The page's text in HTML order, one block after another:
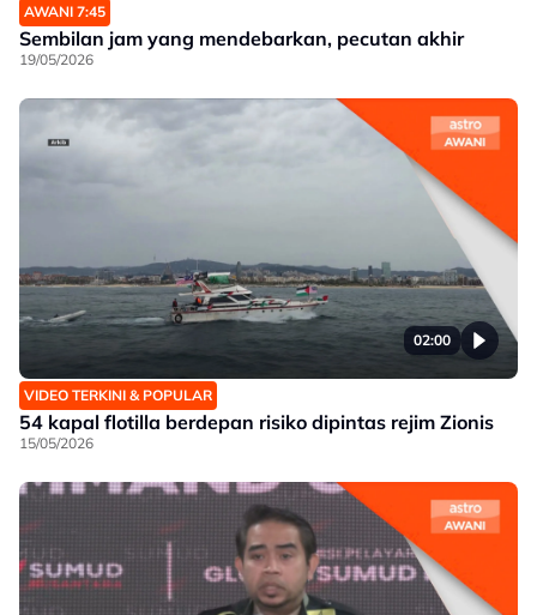
AWANI 7:45
Sembilan jam yang mendebarkan, pecutan akhir
19/05/2026
02:00
VIDEO TERKINI & POPULAR
54 kapal flotilla berdepan risiko dipintas rejim Zionis
15/05/2026